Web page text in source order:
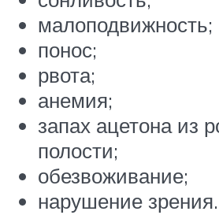
малоподвижность;
понос;
рвота;
анемия;
запах ацетона из
полости;
обезвоживание;
нарушение зрения.